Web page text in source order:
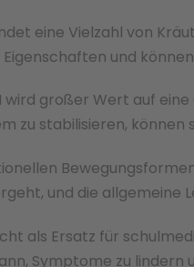
eine Vielzahl von
und
großer Wert auf
zu stabilisieren, können
und die allgemeine
als Ersatz für
Symptome zu lindern